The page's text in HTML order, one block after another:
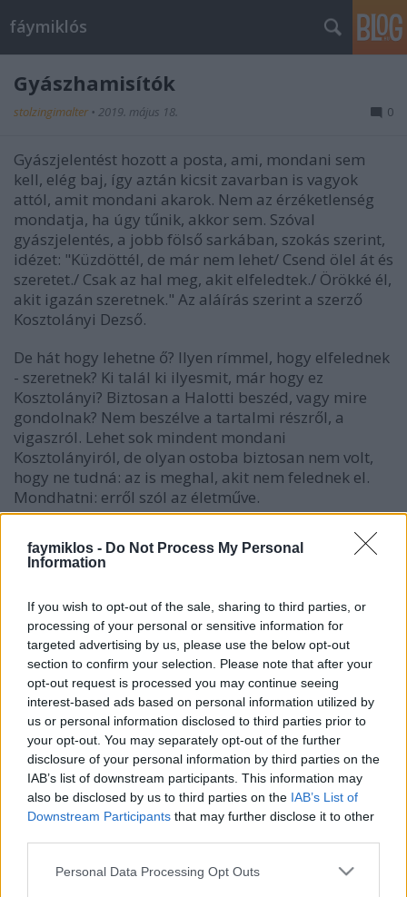
faymiklos - Do Not Process My Personal
Information
If you wish to opt-out of the sale, sharing to third parties, or
processing of your personal or sensitive information for
targeted advertising by us, please use the below opt-out
section to confirm your selection. Please note that after your
opt-out request is processed you may continue seeing
interest-based ads based on personal information utilized by
us or personal information disclosed to third parties prior to
your opt-out. You may separately opt-out of the further
disclosure of your personal information by third parties on the
IAB’s list of downstream participants. This information may
also be disclosed by us to third parties on the IAB’s List of
Downstream Participants that may further disclose it to other
Please note that this website/app uses one or more Google
Personal Data Processing Opt Outs
fáymiklós
Gyászhamisítók
stolzingimalter • 2019. május 18. 0
Gyászjelentést hozott a posta, ami, mondani sem
kell, elég baj, így aztán kicsit zavarban is vagyok
attól, amit mondani akarok. Nem az érzéketlenség
mondatja, ha úgy tűnik, akkor sem. Szóval
gyászjelentés, a jobb fölső sarkában, szokás szerint,
idézet: "Küzdöttél, de már nem lehet/ Csend ölel át és
szeretet./ Csak az hal meg, akit elfeledtek./ Örökké él,
akit igazán szeretnek." Az aláírás szerint a szerző
Kosztolányi Dezső.
De hát hogy lehetne ő? Ilyen rímmel, hogy elfelednek
- szeretnek? Ki talál ki ilyesmit, már hogy ez
Kosztolányi? Biztosan a Halotti beszéd, vagy mire
gondolnak? Nem beszélve a tartalmi részről, a
vigaszról. Lehet sok mindent mondani
Kosztolányiról, de olyan ostoba biztosan nem volt,
hogy ne tudná: az is meghal, akit nem felednek el.
Mondhatni: erről szól az életműve.
Kosztolányi jön ki szerzőként, a maradék húszban
beszédből is nehéz volna odavalót idézni, "édes
fiacskám, egy kis sajtot ennék", bár ennél a
megoldásnál az is jobb. Azt is tudom, hogy a
gyászolónak többnyire ezer elintéznivalója és gondja
van, ráadásul gyászol, nem ér rá azzal vacakolni,
hogy ez most Kosztolányi vagy sem. De valaki mégis
odafigyelhetne.